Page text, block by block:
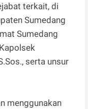
terkait, di
Sumedang
Sumedang
serta unsur
menggunakan